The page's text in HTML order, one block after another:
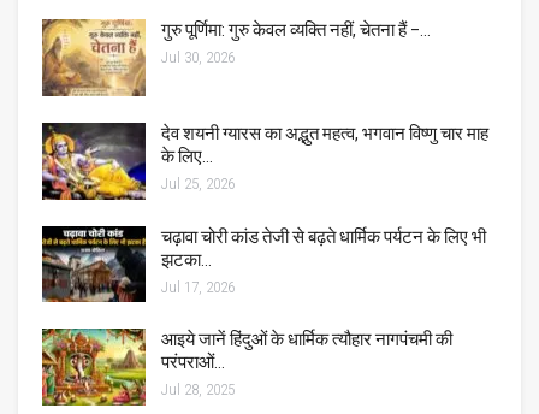
गुरु पूर्णिमा: गुरु केवल व्यक्ति नहीं, चेतना हैं –…
Jul 30, 2026
देव शयनी ग्यारस का अद्भुत महत्व, भगवान विष्णु चार माह
के लिए…
Jul 25, 2026
चढ़ावा चोरी कांड तेजी से बढ़ते धार्मिक पर्यटन के लिए भी
झटका…
Jul 17, 2026
आइये जानें हिंदुओं के धार्मिक त्यौहार नागपंचमी की
परंपराओं…
Jul 28, 2025